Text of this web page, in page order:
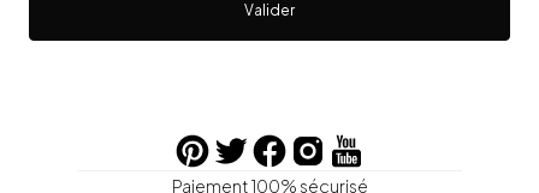
Valider
Paiement 100% sécurisé